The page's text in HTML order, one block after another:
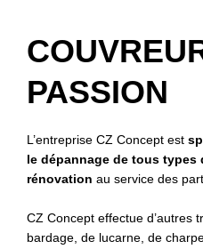
PASSION
L’entreprise CZ Concept est
le dépannage de tous types
rénovation au service des
CZ Concept effectue d’autres
bardage, de lucarne, de